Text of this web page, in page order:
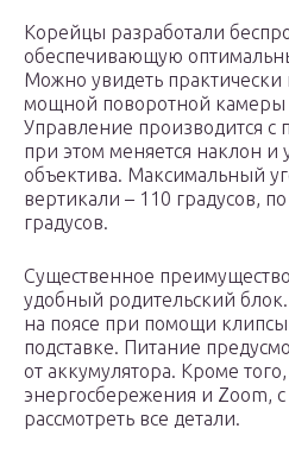
Корейцы разработали
обеспечивающую
Можно увидеть практически
мощной поворотной камеры
Управление производится с
при этом меняется наклон и
объектива. Максимальный
вертикали – 110 градусов,
градусов.
Существенное
удобный родительский
на поясе при помощи клипсы
подставке. Питание
от аккумулятора. Кроме
энергосбережения и Zoom,
рассмотреть все детали.